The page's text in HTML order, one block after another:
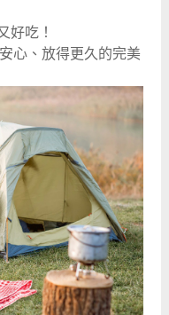
好吃！
心、放得更久的完美